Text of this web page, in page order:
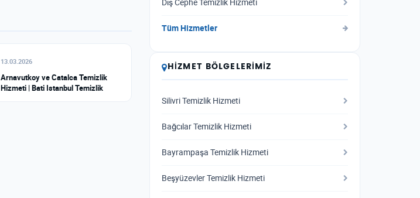
13.03.2026
Arnavutkoy ve Catalca Temizlik
Hizmeti | Bati Istanbul Temizlik
Dış Cephe Temizlik Hizmeti
Tüm Hizmetler
HIZMET BÖLGELERIMIZ
Silivri Temizlik Hizmeti
Bağcılar Temizlik Hizmeti
Bayrampaşa Temizlik Hizmeti
Beşyüzevler Temizlik Hizmeti